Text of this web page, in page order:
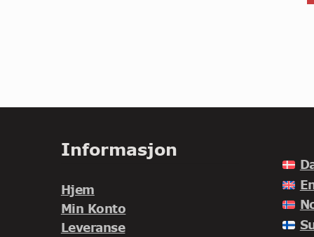
Informasjon
Hjem
Min Konto
Leveranse